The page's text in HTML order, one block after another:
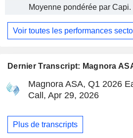
Dernier Transcript: Magnora
Magnora ASA, Q1 2026
Call, Apr 29, 2026
Plus de transcripts
Moyenne pondérée par Capi.
Voir toutes les performances